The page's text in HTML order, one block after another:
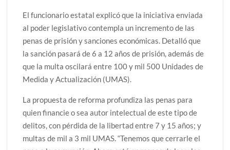
El funcionario estatal explicó que la iniciativa enviada
al poder legislativo contempla un incremento de las
penas de prisión y sanciones económicas. Detalló que
la sanción pasará de 6 a 12 años de prisión, además de
que la multa oscilará entre 100 y mil 500 Unidades de
Medida y Actualización (UMAS).
La propuesta de reforma profundiza las penas para
quien financie o sea autor intelectual de este tipo de
delitos, con pérdida de la libertad entre 7 y 15 años; y
multas de mil a 3 mil UMAS. “Tenemos que cerrarle el